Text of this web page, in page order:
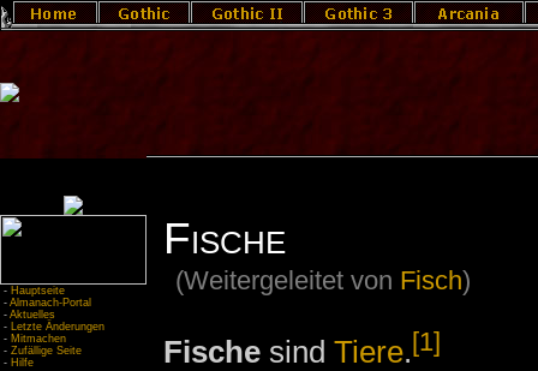
- Hauptseite
- Almanach-Portal
- Aktuelles
- Letzte Änderungen
- Mitmachen
- Zufällige Seite
- Hilfe
Fische
(Weitergeleitet von Fisch)
Fischesind Tiere.[1]